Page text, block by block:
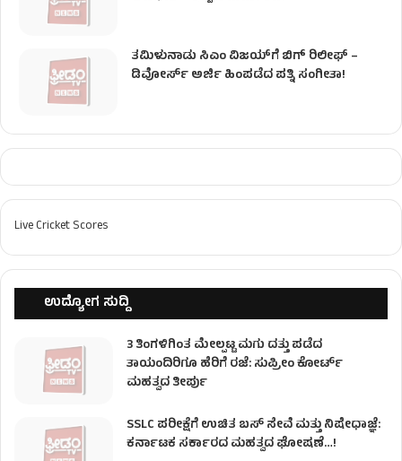
ತಮಿಳುನಾಡು ಸಿಎಂ ವಿಜಯ್‌ಗೆ ಬಿಗ್ ರಿಲೀಫ್ –
ಡಿವೋರ್ಸ್ ಅರ್ಜಿ ಹಿಂಪಡೆದ ಪತ್ನಿ ಸಂಗೀತಾ!
Live Cricket Scores
ಉದ್ಯೋಗ ಸುದ್ದಿ
3 ತಿಂಗಳಿಗಿಂತ ಮೇಲ್ಪಟ್ಟ ಮಗು ದತ್ತು ಪಡೆದ
ತಾಯಂದಿರಿಗೂ ಹೆರಿಗೆ ರಜೆ: ಸುಪ್ರೀಂ ಕೋರ್ಟ್
ಮಹತ್ವದ ತೀರ್ಪು
SSLC ಪರೀಕ್ಷೆಗೆ ಉಚಿತ ಬಸ್ ಸೇವೆ ಮತ್ತು ನಿಷೇಧಾಜ್ಞೆ:
ಕರ್ನಾಟಕ ಸರ್ಕಾರದ ಮಹತ್ವದ ಘೋಷಣೆ…!